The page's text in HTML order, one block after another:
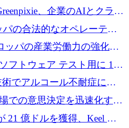
ティング システムを構築
4,000 万ドルを調達
、企業のAIとクラウ
を削減するために470万ポ
の合法的なオペレーティ
築するために 750 万ユーロ
ッパの産業労働力の強化に
万ユーロを獲得
フトウェア テスト用に 110
ードを提供して開始
術でアルコール不耐症に取
万ユーロを調達
での意思決定を迅速化する
ェンス層を構築する
21 億ドルを獲得、Keel の